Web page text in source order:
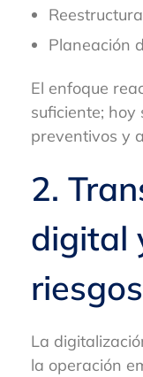
Planeación
El enfoque
suficiente; hoy
preventivos y
2.
digital
La
la operación